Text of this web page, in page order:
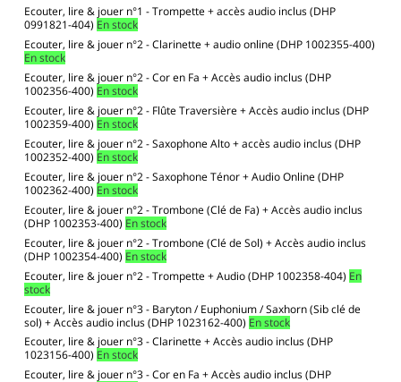
Ecouter, lire & jouer n°1 - Trompette + accès audio inclus (DHP
0991821-404) En stock
Ecouter, lire & jouer n°2 - Clarinette + audio online (DHP 1002355-400)
En stock
Ecouter, lire & jouer n°2 - Cor en Fa + Accès audio inclus (DHP
1002356-400) En stock
Ecouter, lire & jouer n°2 - Flûte Traversière + Accès audio inclus (DHP
1002359-400) En stock
Ecouter, lire & jouer n°2 - Saxophone Alto + accès audio inclus (DHP
1002352-400) En stock
Ecouter, lire & jouer n°2 - Saxophone Ténor + Audio Online (DHP
1002362-400) En stock
Ecouter, lire & jouer n°2 - Trombone (Clé de Fa) + Accès audio inclus
(DHP 1002353-400) En stock
Ecouter, lire & jouer n°2 - Trombone (Clé de Sol) + Accès audio inclus
(DHP 1002354-400) En stock
Ecouter, lire & jouer n°2 - Trompette + Audio (DHP 1002358-404) En
stock
Ecouter, lire & jouer n°3 - Baryton / Euphonium / Saxhorn (Sib clé de
sol) + Accès audio inclus (DHP 1023162-400) En stock
Ecouter, lire & jouer n°3 - Clarinette + Accès audio inclus (DHP
1023156-400) En stock
Ecouter, lire & jouer n°3 - Cor en Fa + Accès audio inclus (DHP